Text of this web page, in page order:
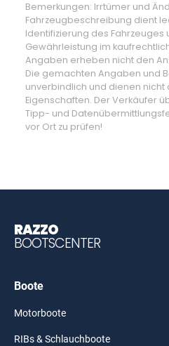
Bemerkungen: Irrtümer und
Fahrzeugbeschreibung dient
Identifizierung des Fahrzeuges
Gewährleistung im
Angaben erheben nicht den
Die gemachten Angaben und
unverbindlich und dienen nicht
Eigenschaften. Der Verkäufer
Tipp- und
vor Ort zu prüfen!
RAZZO
BOOTSCENTER
Boote
Motorboote
RIBs & Schlauchboote